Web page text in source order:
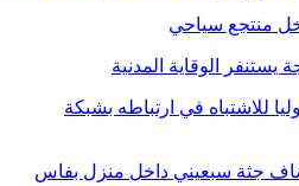
منتجع سياحي
الوقاية المدنية
للاشتباه في ارتباطه بشبكة
جثة سبعيني داخل منزل بفاس